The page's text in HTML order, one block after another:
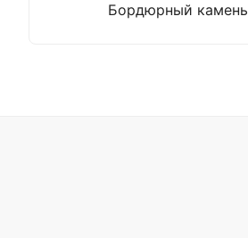
Бордюрный камень